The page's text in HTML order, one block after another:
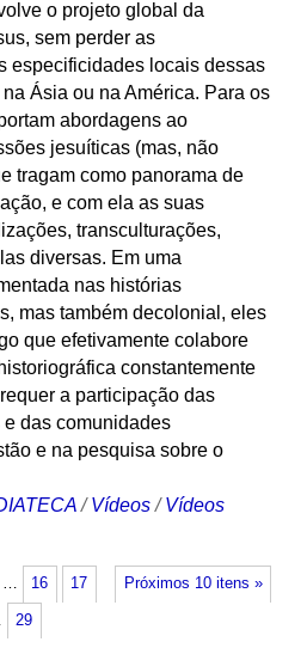
o projeto global da
sem perder as
especificidades locais dessas
Ásia ou na América. Para os
abordagens ao
jesuíticas (mas, não
tragam como panorama de
e com ela as suas
transculturações,
diversas. Em uma
nas histórias
mas também decolonial, eles
que efetivamente colabore
constantemente
a participação das
das comunidades
e na pesquisa sobre o
/Vídeos /Vídeos
Próximos 10 itens »
… 16 17
29